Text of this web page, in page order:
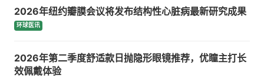
2026年纽约瓣膜会议将发布结构性心脏病最新研究成果
环球医讯
2026年第二季度舒适款日抛隐形眼镜推荐，优瞳主打长
效佩戴体验